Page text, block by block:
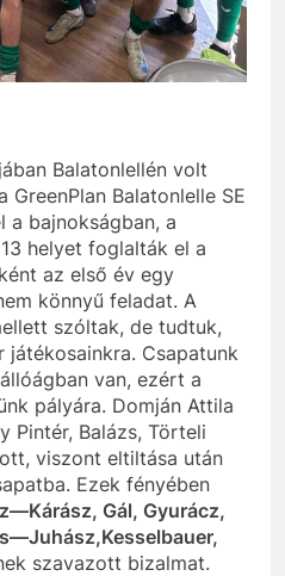
Balatonlellén volt
GreenPlan Balatonlelle SE
a bajnokságban, a
helyet foglalták el a
az első év egy
könnyű feladat. A
szóltak, de tudtuk,
Csapatunk
van, ezért a
pályára. Domján Attila
Pintér, Balázs, Törteli
viszont eltiltása után
Ezek fényében
Gál, Gyurácz,
szavazott bizalmat.